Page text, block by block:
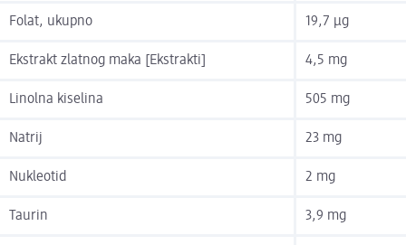
Folat, ukupno 19,7 µg
Ekstrakt zlatnog maka [Ekstrakti] 4,5 mg
Linolna kiselina 505 mg
Natrij 23 mg
Nukleotid 2 mg
Taurin 3,9 mg